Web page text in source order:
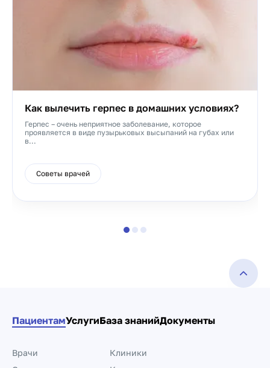
Как вылечить герпес в домашних условиях?
Герпес – очень неприятное заболевание, которое
проявляется в виде пузырьковых высыпаний на губах или
в...
Советы врачей
ПациентамУслугиБаза знанийДокументы
Врачи
Клиники